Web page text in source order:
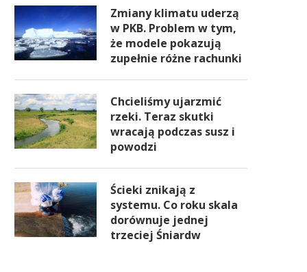
Zmiany klimatu uderzą
w PKB. Problem w tym,
że modele pokazują
zupełnie różne rachunki
Chcieliśmy ujarzmić
rzeki. Teraz skutki
wracają podczas susz i
powodzi
Ścieki znikają z
systemu. Co roku skala
dorównuje jednej
trzeciej Śniardw